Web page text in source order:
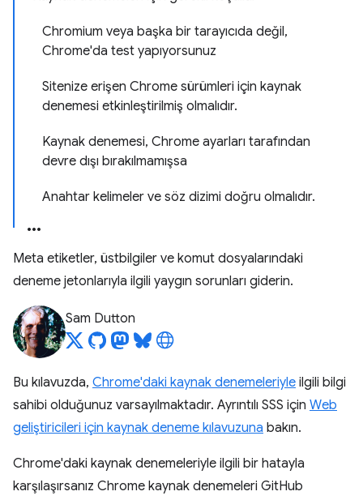
Chromium veya başka bir tarayıcıda değil,
Chrome'da test yapıyorsunuz
Sitenize erişen Chrome sürümleri için kaynak
denemesi etkinleştirilmiş olmalıdır.
Kaynak denemesi, Chrome ayarları tarafından
devre dışı bırakılmamışsa
Anahtar kelimeler ve söz dizimi doğru olmalıdır.
Meta etiketler, üstbilgiler ve komut dosyalarındaki
deneme jetonlarıyla ilgili yaygın sorunları giderin.
Sam Dutton
Bu kılavuzda, Chrome'daki kaynak denemeleriyle ilgili bilgi
sahibi olduğunuz varsayılmaktadır. Ayrıntılı SSS için Web
geliştiricileri için kaynak deneme kılavuzuna bakın.
Chrome'daki kaynak denemeleriyle ilgili bir hatayla
karşılaşırsanız Chrome kaynak denemeleri GitHub